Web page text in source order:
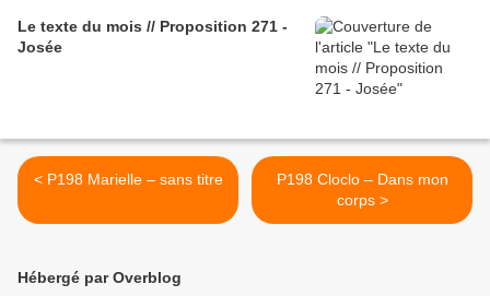
Le texte du mois // Proposition 271 -
Josée
< P198 Marielle – sans titre
P198 Cloclo – Dans mon
corps >
Hébergé par Overblog